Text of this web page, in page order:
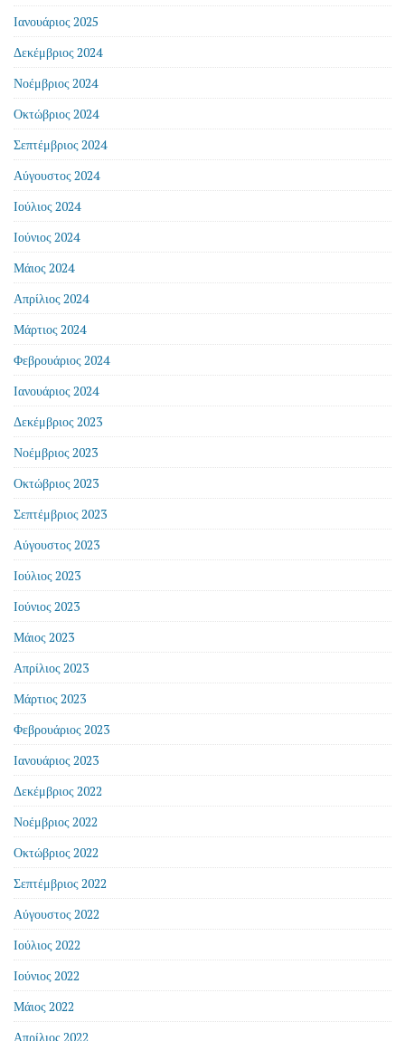
Ιανουάριος 2025
Δεκέμβριος 2024
Νοέμβριος 2024
Οκτώβριος 2024
Σεπτέμβριος 2024
Αύγουστος 2024
Ιούλιος 2024
Ιούνιος 2024
Μάιος 2024
Απρίλιος 2024
Μάρτιος 2024
Φεβρουάριος 2024
Ιανουάριος 2024
Δεκέμβριος 2023
Νοέμβριος 2023
Οκτώβριος 2023
Σεπτέμβριος 2023
Αύγουστος 2023
Ιούλιος 2023
Ιούνιος 2023
Μάιος 2023
Απρίλιος 2023
Μάρτιος 2023
Φεβρουάριος 2023
Ιανουάριος 2023
Δεκέμβριος 2022
Νοέμβριος 2022
Οκτώβριος 2022
Σεπτέμβριος 2022
Αύγουστος 2022
Ιούλιος 2022
Ιούνιος 2022
Μάιος 2022
Απρίλιος 2022